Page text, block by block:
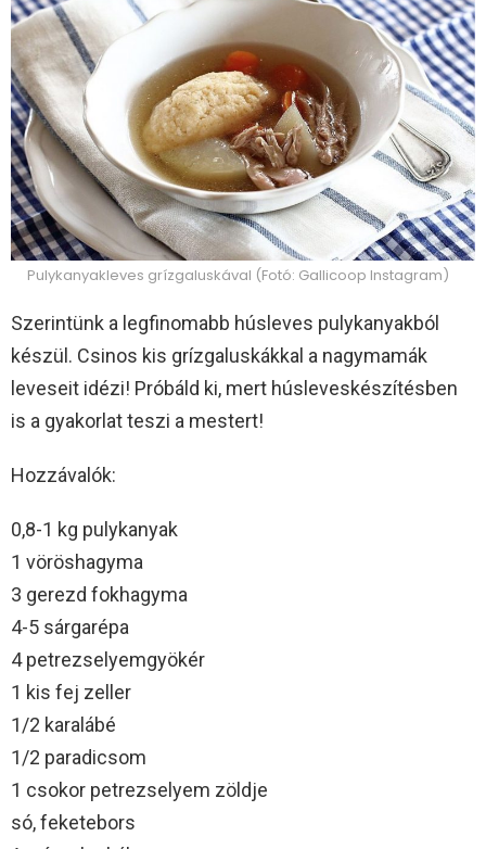
Pulykanyakleves grízgaluskával (Fotó: Gallicoop Instagram)
Szerintünk a legfinomabb húsleves pulykanyakból
készül. Csinos kis grízgaluskákkal a nagymamák
leveseit idézi! Próbáld ki, mert húsleveskészítésben
is a gyakorlat teszi a mestert!
Hozzávalók:
0,8-1 kg pulykanyak
1 vöröshagyma
3 gerezd fokhagyma
4-5 sárgarépa
4 petrezselyemgyökér
1 kis fej zeller
1/2 karalábé
1/2 paradicsom
1 csokor petrezselyem zöldje
só, feketebors